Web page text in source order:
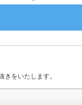
きをいたします。